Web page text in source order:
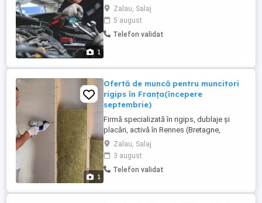
1
Vladimirescu nr 38, bloc Dalia, camera
1,scara A ap 55,judet Salaj, angajează:
Muncitor necalificat la ansamblarea
montarea pieselor -Cod COR 932906 - 1 de
Zalau, Salaj
5 august
Telefon validat
1
Ofertă de muncă pentru muncitori
rigips în Franța(începere
septembrie)
Firmă specializată în rigips, dublaje și
placări, activă în Rennes (Bretagne,
Franța), angajează personal cu experiență
în Franța, pentru colaborare stabilă și pe
termen lung. Începere în septembrie.
Oferim: * Contract de muncă legal în
suportată de angajat) * Salariu ...
Zalau, Salaj
3 august
Telefon validat